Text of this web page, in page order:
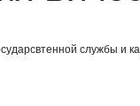
службы